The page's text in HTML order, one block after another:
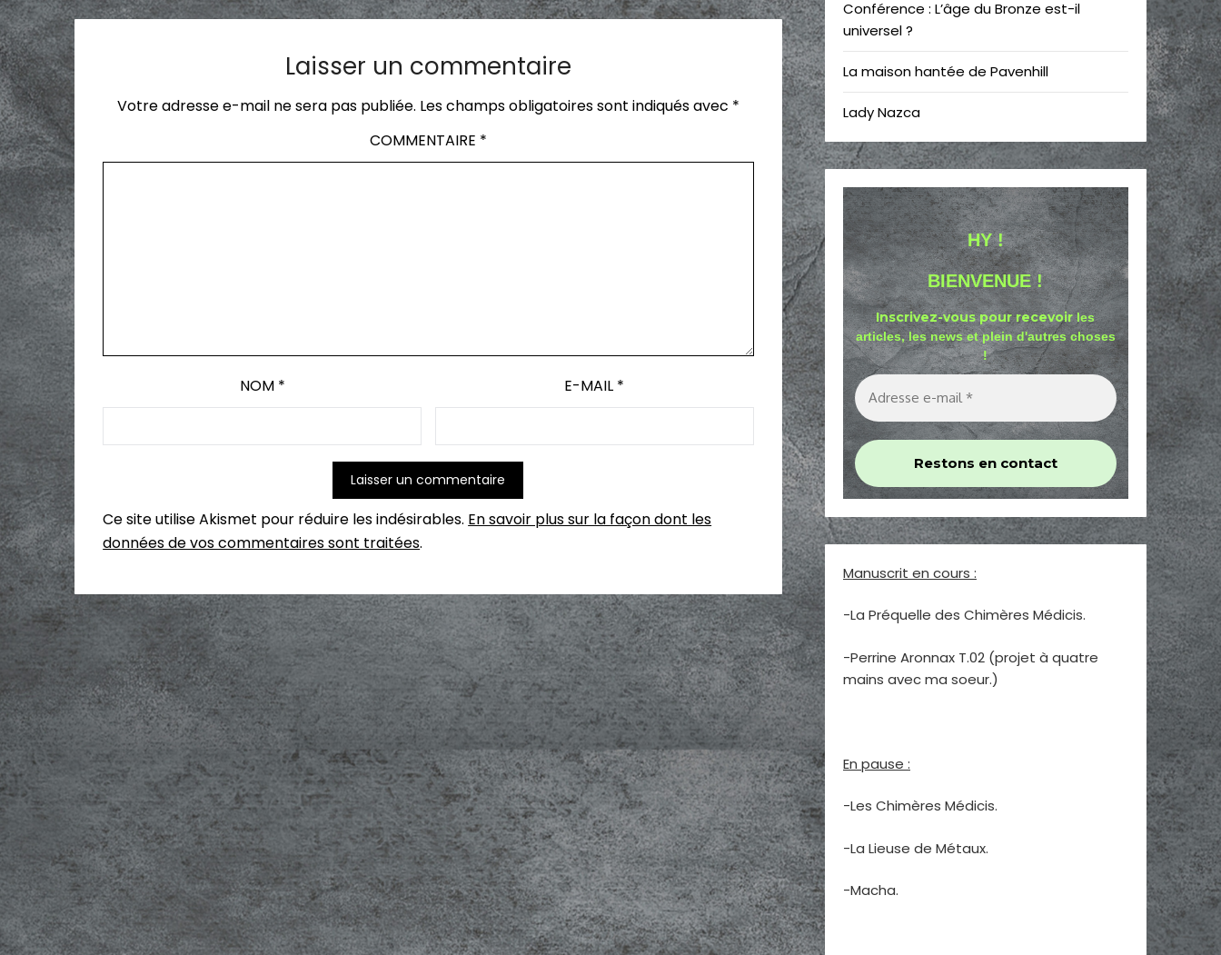
Laisser un commentaire
Votre adresse e-mail ne sera pas publiée. Les champs obligatoires sont indiqués avec *
COMMENTAIRE *
NOM * E-MAIL *
Ce site utilise Akismet pour réduire les indésirables. En savoir plus sur la façon dont les
données de vos commentaires sont traitées.
Conférence : L’âge du Bronze est-il
universel ?
La maison hantée de Pavenhill
Lady Nazca
HY !
BIENVENUE !
Inscrivez-vous pour recevoirles
articles, les news et plein d'autres choses
!
Manuscrit en cours :
-La Préquelle des Chimères Médicis.
-Perrine Aronnax T.02 (projet à quatre
mains avec ma soeur.)
En pause :
-Les Chimères Médicis.
-La Lieuse de Métaux.
-Macha.